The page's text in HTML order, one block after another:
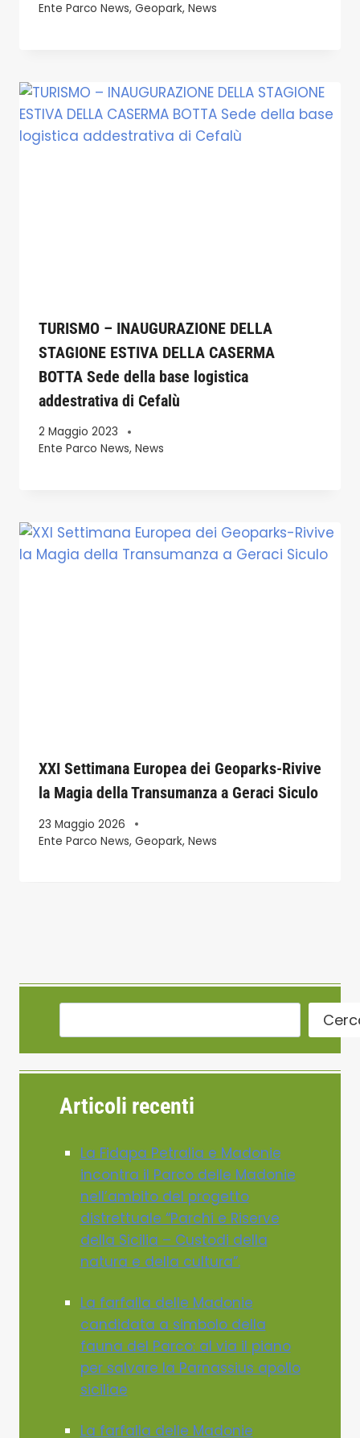
Ente Parco News, Geopark, News
TURISMO – INAUGURAZIONE DELLA
STAGIONE ESTIVA DELLA CASERMA
BOTTA Sede della base logistica
addestrativa di Cefalù
2 Maggio 2023
Ente Parco News, News
XXI Settimana Europea dei Geoparks-Rivive
la Magia della Transumanza a Geraci Siculo
23 Maggio 2026
Ente Parco News, Geopark, News
Articoli recenti
La Fidapa Petralia e Madonie
incontra il Parco delle Madonie
nell’ambito del progetto
distrettuale “Parchi e Riserve
della Sicilia – Custodi della
natura e della cultura”.
La farfalla delle Madonie
candidata a simbolo della
fauna del Parco: al via il piano
per salvare la Parnassius apollo
siciliae
La farfalla delle Madonie